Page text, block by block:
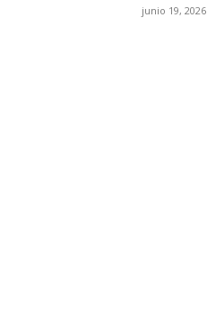
junio 19, 2026